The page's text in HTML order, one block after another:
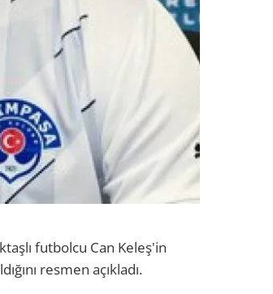
futbolcu Can Keleş'in
resmen açıkladı.